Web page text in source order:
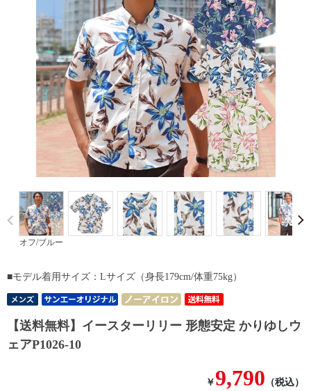
オフ/ブルー
Prev
【送料無料】イースターリリー 形態安定 かりゆしウ
ェアP1026-10
￥9,790 （税込）
■モデル着用サイズ：Lサイズ（身長179cm/体重75kg）